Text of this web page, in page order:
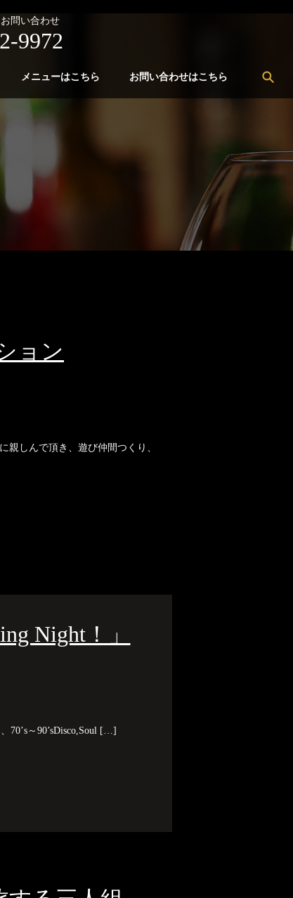
問い合わせ
9972
メニューはこちら お問い合わせはこちら
ョン
親しんで頂き、遊び仲間つくり、
Night！」
70’s～90’sDisco,Soul […]